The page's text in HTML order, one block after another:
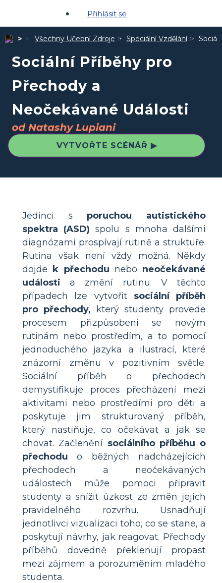
Přihlásit se
Všechny Učební Zdroje Speciální Vzdělání
Sociální Příběhy pro
Přechody a
Neočekávané Události
od Natashy Lupiani
VYTVOŘTE SCÉNÁŘ ▶
Jedinci s poruchou autistického
spektra (ASD) spolu s mnoha dalšími
diagnózami prospívají rutině a struktuře.
Rutina však není vždy možná. Někdy
dojde
k přechodu nebo neočekávané
události a změní rutinu. V těchto
případech lze vytvořit sociální příběh
pro přechody, který studenty provede
procesem přizpůsobení se novým
rutinám nebo prostředím, a to pomocí
jednoduchého jazyka a ilustrací, které
znázorní změnu v pozitivním světle.
Sociální příběh o přechodech
demystifikuje proces přecházení mezi
aktivitami nebo prostředími pro děti a
poskytuje jim strukturovaný příběh,
který nastiňuje, co očekávat a jak se
chovat. Začlenění sociálního příběhu o
přechodu o běžných nadcházejících
přechodech a neočekávaných
událostech může pomoci připravit
studenty a snížit úzkost ze změn jejich
pravidelného rozvrhu. Usnadňují
jednotlivci vizualizaci toho, co se stane, a
poskytují návrhy, jak reagovat. Přechody
příběhů dovedně překlenují propast
mezi zájmem a porozuměním mladého
studenta.